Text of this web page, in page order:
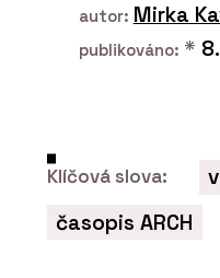
HINTONu
autor: Mirka
publikováno: *
Klíčová slova:
časopis ARCH